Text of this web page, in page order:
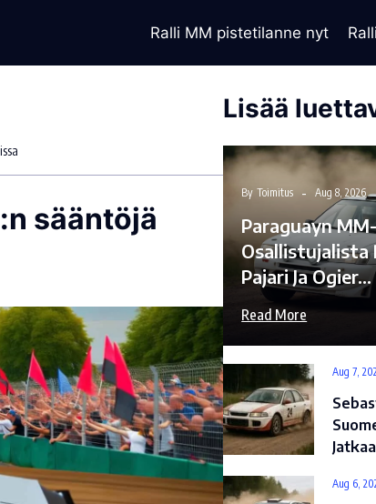
Ralli MM pistetilanne nyt
sääntöjä
Lisää
By Toimitus Aug 8, 2026
Paraguayn
Osallistujalista
Pajari Ja Ogier…
Read More
Aug 7,
Aug 6,